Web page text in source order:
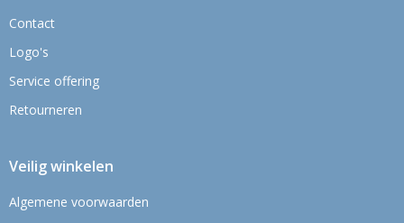
Contact
Logo's
Service offering
Retourneren
Veilig winkelen
Algemene voorwaarden